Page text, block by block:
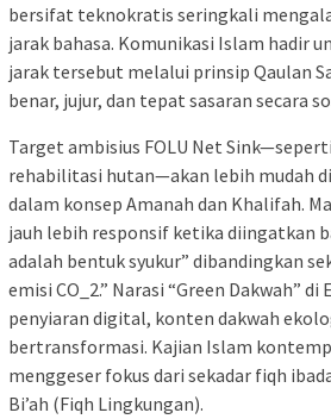
bersifat teknokratis seringkali
jarak bahasa. Komunikasi Islam hadir
jarak tersebut melalui prinsip Qaulan
benar, jujur, dan tepat sasaran secara
Target ambisius FOLU Net
rehabilitasi hutan—akan lebih mudah
dalam konsep Amanah dan Khalifah.
jauh lebih responsif ketika diingatkan
adalah bentuk syukur” dibandingkan
emisi CO_2.” Narasi “Green Dakwah” di
penyiaran digital, konten dakwah
bertransformasi. Kajian Islam
menggeser fokus dari sekadar fiqh
Bi’ah (Fiqh Lingkungan).